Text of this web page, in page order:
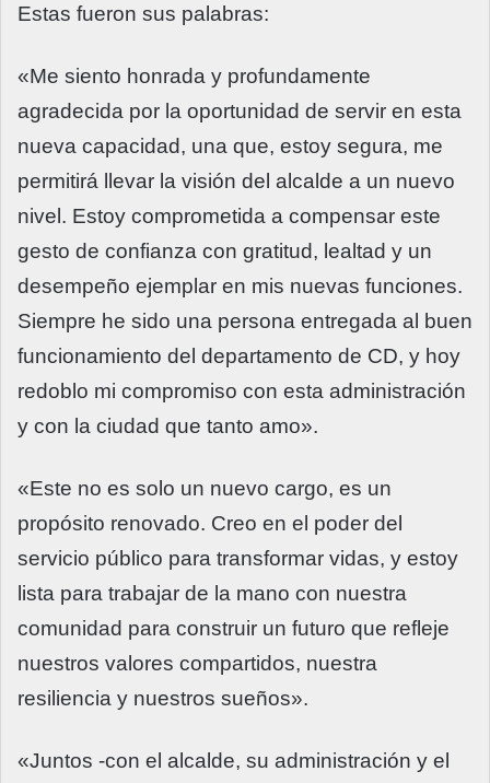
Estas fueron sus palabras:
«Me siento honrada y profundamente
agradecida por la oportunidad de servir en esta
nueva capacidad, una que, estoy segura, me
permitirá llevar la visión del alcalde a un nuevo
nivel. Estoy comprometida a compensar este
gesto de confianza con gratitud, lealtad y un
desempeño ejemplar en mis nuevas funciones.
Siempre he sido una persona entregada al buen
funcionamiento del departamento de CD, y hoy
redoblo mi compromiso con esta administración
y con la ciudad que tanto amo».
«Este no es solo un nuevo cargo, es un
propósito renovado. Creo en el poder del
servicio público para transformar vidas, y estoy
lista para trabajar de la mano con nuestra
comunidad para construir un futuro que refleje
nuestros valores compartidos, nuestra
resiliencia y nuestros sueños».
«Juntos -con el alcalde, su administración y el